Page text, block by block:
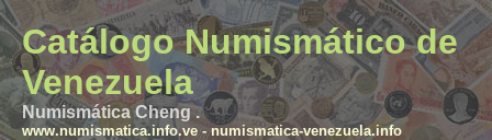
Catálogo Numismático de
Venezuela
Numismática Cheng .
www.numismatica.info.ve- numismatica-venezuela.info